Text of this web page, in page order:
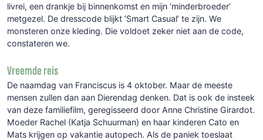
livrei, een drankje bij binnenkomst en mijn ‘minderbroeder’
metgezel. De dresscode blijkt ‘Smart Casual’ te zijn. We
monsteren onze kleding. Die voldoet zeker niet aan de code,
constateren we.
Vreemde reis
De naamdag van Franciscus is 4 oktober. Maar de meeste
mensen zullen dan aan Dierendag denken. Dat is ook de insteek
van deze familiefilm, geregisseerd door Anne Christine Girardot.
Moeder Rachel (Katja Schuurman) en haar kinderen Cato en
Mats krijgen op vakantie autopech. Als de paniek toeslaat